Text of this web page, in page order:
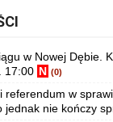
w Nowej Dębie.
17:00 N (0)
referendum w
jednak nie kończy